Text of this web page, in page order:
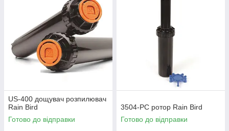
US-400 дощувач розпилювач
Rain Bird
Готово до відправки
3504-PC ротор Rain Bird
Готово до відправки